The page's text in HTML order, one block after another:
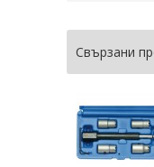
Свързани